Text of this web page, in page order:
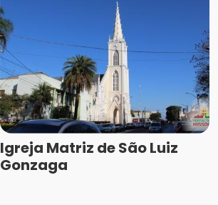
Igreja Matriz de São Luiz
Gonzaga